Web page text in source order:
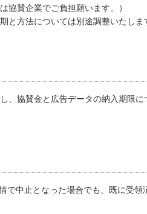
協賛企業でご負担願います。）
と方法については別途調整いたしま
協賛金と広告データの納入期限に
で中止となった場合でも、既に受